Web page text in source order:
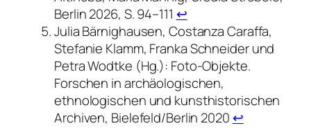
Berlin 2026, S. 94–111 ↩︎
Julia Bärnighausen, Costanza Caraffa,
Stefanie Klamm, Franka Schneider und
Petra Wodtke (Hg.): Foto-Objekte.
Forschen in archäologischen,
ethnologischen und kunsthistorischen
Archiven, Bielefeld/Berlin 2020 ↩︎